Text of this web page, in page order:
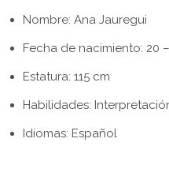
Nombre: Ana Jauregui
Fecha de nacimiento: 20
Estatura: 115 cm
Habilidades:
Idiomas: Español